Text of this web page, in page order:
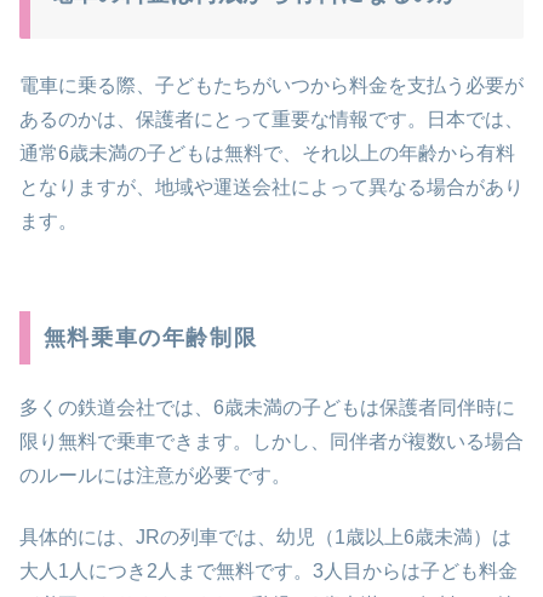
電車に乗る際、子どもたちがいつから料金を支払う必要が
あるのかは、保護者にとって重要な情報です。日本では、
通常6歳未満の子どもは無料で、それ以上の年齢から有料
となりますが、地域や運送会社によって異なる場合があり
ます。
無料乗車の年齢制限
多くの鉄道会社では、6歳未満の子どもは保護者同伴時に
限り無料で乗車できます。しかし、同伴者が複数いる場合
のルールには注意が必要です。
具体的には、JRの列車では、幼児（1歳以上6歳未満）は
大人1人につき2人まで無料です。3人目からは子ども料金